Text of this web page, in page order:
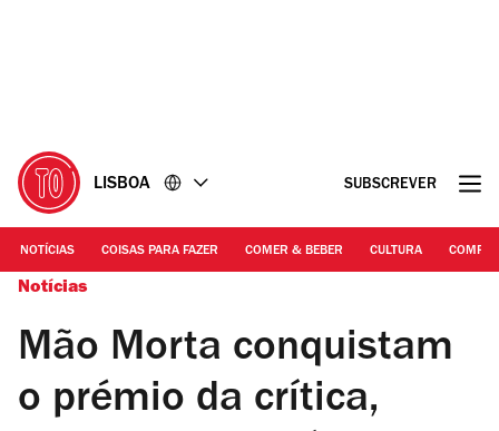
LISBOA SUBSCREVER
NOTÍCIAS COISAS PARA FAZER COMER & BEBER CULTURA
Notícias
Mão Morta conquistam
o prémio da crítica,